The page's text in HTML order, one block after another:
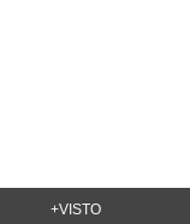
+VISTO